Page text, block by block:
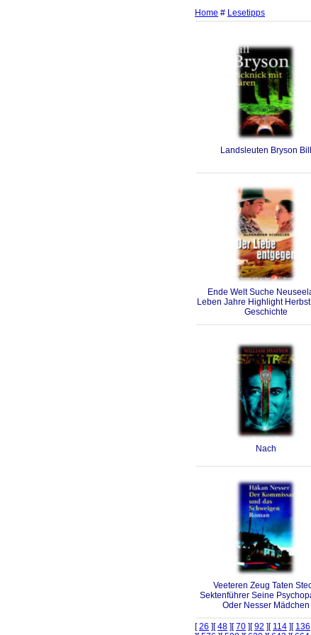
Home # Lesetipps
Landsleuten Bryson Bill
Ende Welt Suche
Leben Jahre Highlight
Geschichte
Nach
Veeteren Zeug Taten
Sektenführer Seine
Oder Nesser Mädchen
[26 ][48 ][70 ][92 ][ 114 ][ 136